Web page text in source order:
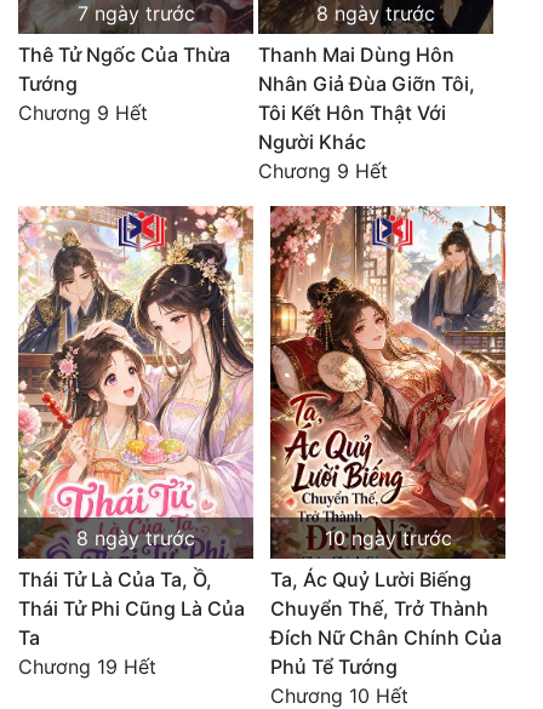
7 ngày trước
Thê Tử Ngốc Của Thừa
Tướng
Chương 9 Hết
8 ngày trước
Thanh Mai Dùng Hôn
Nhân Giả Đùa Giỡn Tôi,
Tôi Kết Hôn Thật Với
Người Khác
Chương 9 Hết
8 ngày trước
Thái Tử Là Của Ta, Ồ,
Thái Tử Phi Cũng Là Của
Ta
Chương 19 Hết
10 ngày trước
Ta, Ác Quỷ Lười Biếng
Chuyển Thế, Trở Thành
Đích Nữ Chân Chính Của
Phủ Tể Tướng
Chương 10 Hết